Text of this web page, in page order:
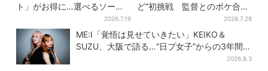
ト」がお得に…選べるソース
は全4種 ポケモンパッケージ
は今だけ
2026.7.19
ど”初挑戦 監督とのボケ合戦
2026.7.28
ME:I「覚悟は見せていきたい」KEIKO＆
SUZU、大阪で語る…“日プ女子”からの3年間
2026.8.3